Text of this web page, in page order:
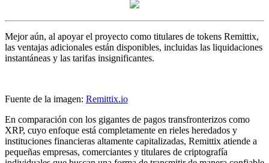
Mejor aún, al apoyar el proyecto como titulares de tokens Remittix,
las ventajas adicionales están disponibles, incluidas las liquidaciones
instantáneas y las tarifas insignificantes.
Fuente de la imagen: Remittix.io
En comparación con los gigantes de pagos transfronterizos como
XRP, cuyo enfoque está completamente en rieles heredados y
instituciones financieras altamente capitalizadas, Remittix atiende a
pequeñas empresas, comerciantes y titulares de criptografía